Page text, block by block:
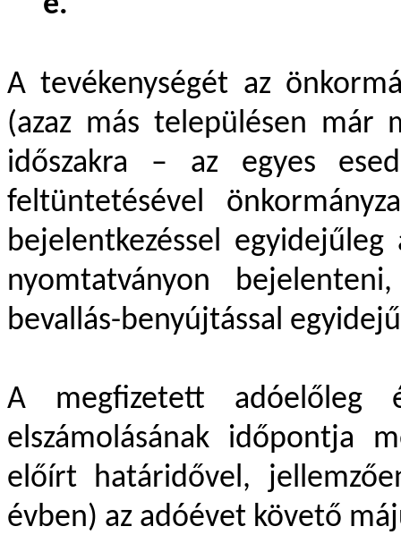
e.
A tevékenységét az
(azaz más településen már
időszakra – az egyes
feltüntetésével
bejelentkezéssel
nyomtatványon
bevallás-benyújtással
A megfizetett adóelőleg
elszámolásának időpontja
előírt határidővel,
évben) az adóévet követő